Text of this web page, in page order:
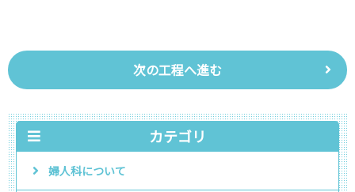
次の工程へ進む
カテゴリ
婦人科について